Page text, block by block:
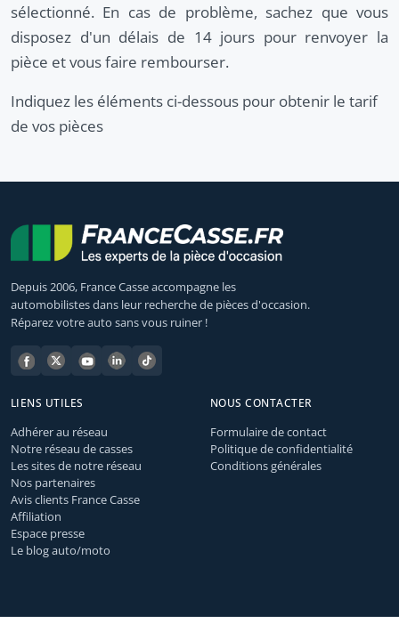
sélectionné. En cas de problème, sachez que vous
disposez d'un délais de 14 jours pour renvoyer la
pièce et vous faire rembourser.
Indiquez les éléments ci-dessous pour obtenir le tarif
de vos pièces
Depuis 2006, France Casse accompagne les
automobilistes dans leur recherche de pièces d'occasion.
Réparez votre auto sans vous ruiner !
LIENS UTILES
Adhérer au réseau
Notre réseau de casses
Les sites de notre réseau
Nos partenaires
Avis clients France Casse
Affiliation
Espace presse
Le blog auto/moto
NOUS CONTACTER
Formulaire de contact
Politique de confidentialité
Conditions générales